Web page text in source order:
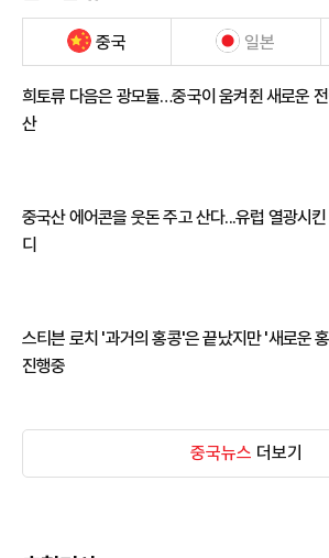
중국 일본
희토류 다음은 광모듈…중국이 움켜쥔 새로운
산
중국산 에어콘을 웃돈 주고 산다...유럽 열광시킨
디
스티븐 로치 '과거의 홍콩'은 끝났지만 '새로운
진행중
중국뉴스 더보기